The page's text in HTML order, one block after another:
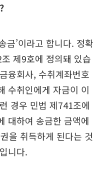
금’이라고 합니다. 정확
제9호에 정의돼 있습
융회사, 수취계좌번호
수취인에게 자금이 이
경우 민법 제741조에
대하여 송금한 금액에
을 취득하게 된다는 것
니다.